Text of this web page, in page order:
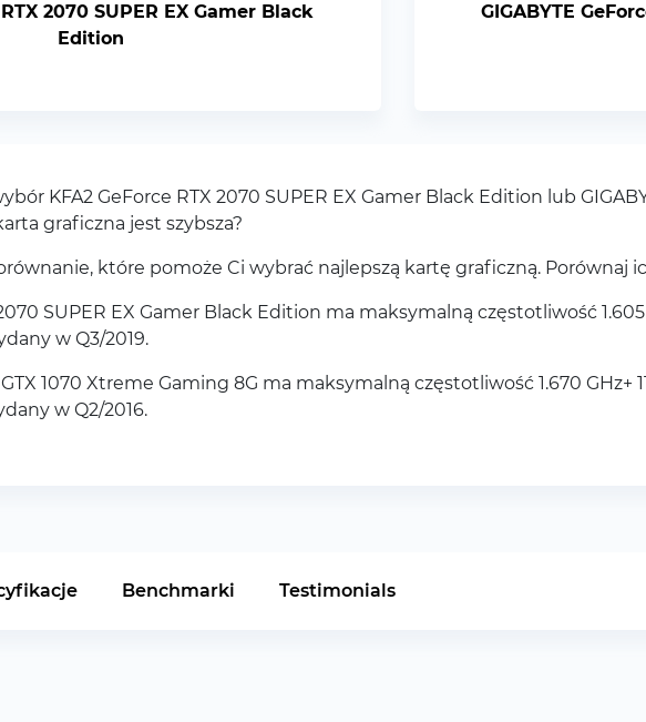
2070 SUPER EX Gamer Black
Edition
GIGABYTE
KFA2 GeForce RTX 2070 SUPER EX Gamer Black Edition lub
graficzna jest szybsza?
które pomoże Ci wybrać najlepszą kartę graficzną. Porównaj
SUPER EX Gamer Black Edition ma maksymalną częstotliwość
w Q3/2019.
1070 Xtreme Gaming 8G ma maksymalną częstotliwość 1.670 GHz+
w Q2/2016.
Benchmarki Testimonials